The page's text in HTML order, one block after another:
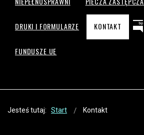
DRUKI I FORMULARZE KONTAKT
FUNDUSZE UE
Jesteś tutaj: Start Kontakt